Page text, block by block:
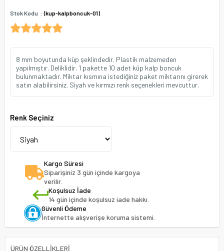
Stok Kodu (kup-kalpboncuk-01)
8 mm boyutunda küp şeklindedir. Plastik malzemeden
yapılmıştır. Deliklidir. 1 pakette 10 adet küp kalp boncuk
bulunmaktadır. Miktar kısmına istediğiniz paket miktarını girerek
satın alabilirsiniz. Siyah ve kırmızı renk seçenekleri mevcuttur.
Renk Seçiniz
Kargo Süresi
Siparişiniz 3 gün içinde kargoya
verilir.
Koşulsuz İade
14 gün içinde koşulsuz iade hakkı.
Güvenli Ödeme
İnternette alışverişe koruma sistemi.
ÜRÜN ÖZELLIKLERI